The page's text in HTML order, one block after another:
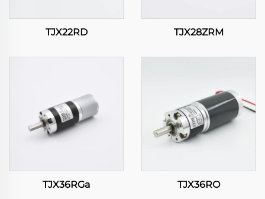
TJX22RD TJX28ZRM
TJX36RGa TJX36RO